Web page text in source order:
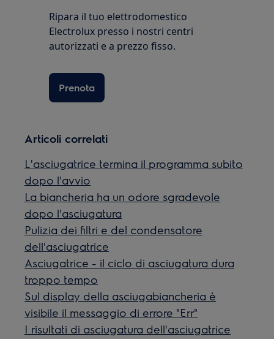
Ripara il tuo elettrodomestico
Electrolux presso i nostri centri
autorizzati e a prezzo fisso.
Prenota
Articoli correlati
L'asciugatrice termina il programma subito
dopo l'avvio
La biancheria ha un odore sgradevole
dopo l'asciugatura
Pulizia dei filtri e del condensatore
dell'asciugatrice
Asciugatrice - il ciclo di asciugatura dura
troppo tempo
Sul display della asciugabiancheria è
visibile il messaggio di errore "Err"
I risultati di asciugatura dell'asciugatrice